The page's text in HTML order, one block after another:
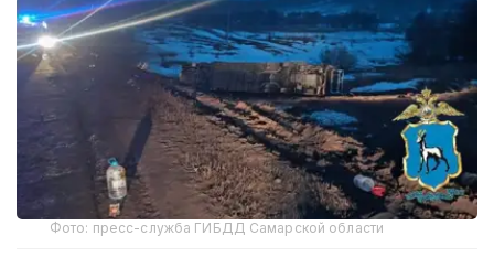
Фото: пресс-служба ГИБДД Самарской области